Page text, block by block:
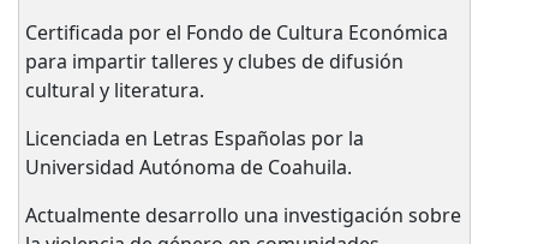
Certificada por el Fondo de Cultura Económica
para impartir talleres y clubes de difusión
cultural y literatura.
Licenciada en Letras Españolas por la
Universidad Autónoma de Coahuila.
Actualmente desarrollo una investigación sobre